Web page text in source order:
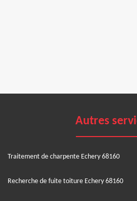
Autres
Traitement de charpente Echery 68160
Recherche de fuite toiture Echery 68160